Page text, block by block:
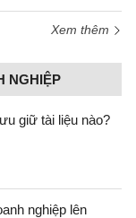
Xem thêm
NGHIỆP
giữ tài liệu nào?
nghiệp lên